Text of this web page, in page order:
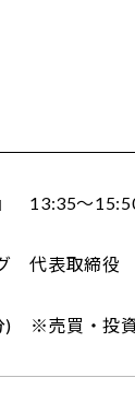
13:35～
グ 代表取締
※売買・投資